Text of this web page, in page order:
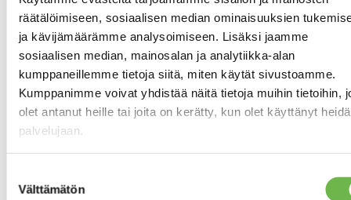
räätälöimiseen, sosiaalisen median ominaisuuksien
ja kävijämäärämme analysoimiseen. Lisäksi jaamme
sosiaalisen median, mainosalan ja analytiikka-alan
kumppaneillemme tietoja siitä, miten käytät sivustoamme.
Kumppanimme voivat yhdistää näitä tietoja muihin tietoihin,
olet antanut heille tai joita on kerätty, kun olet käyttänyt
palvelujaan.
valinta
Välttämätön
on tehty ennen
vuotta 1994,
mikäli
kartoitusta ei
ole tehty.
LÄMMITYSJÄRJESTELMÄ
Sähkölämmitys
Lämmönjakotapa:
sähköinen